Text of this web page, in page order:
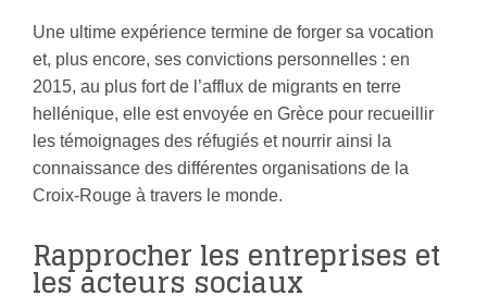
Une ultime expérience termine de forger sa vocation
et, plus encore, ses convictions personnelles : en
2015, au plus fort de l’afflux de migrants en terre
hellénique, elle est envoyée en Grèce pour recueillir
les témoignages des réfugiés et nourrir ainsi la
connaissance des différentes organisations de la
Croix-Rouge à travers le monde.
Rapprocher les entreprises et
les acteurs sociaux